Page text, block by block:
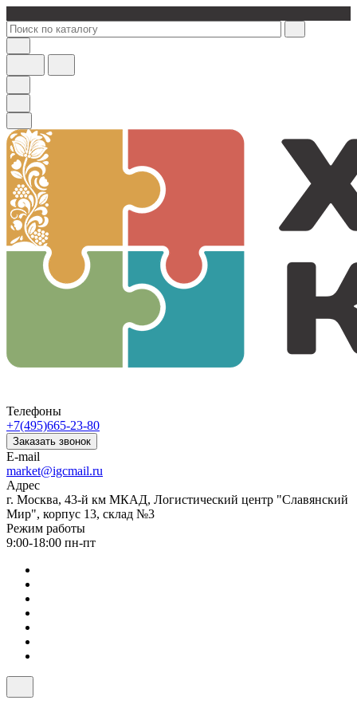
Телефоны
+7(495)665-23-80
Заказать звонок
E-mail
market@igcmail.ru
Адрес
г. Москва, 43-й км МКАД, Логистический центр "Славянский
Мир", корпус 13, склад №3
Режим работы
9:00-18:00 пн-пт